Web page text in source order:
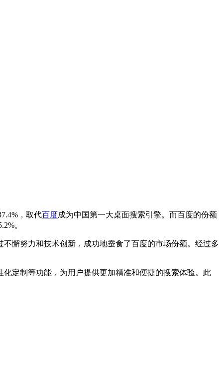
，取代百度成为中国第一大桌面搜索引擎。而百度的份额
。
懈努力和技术创新，成功地蚕食了百度的市场份额。经过多
定制等功能，为用户提供更加精准和便捷的搜索体验。此